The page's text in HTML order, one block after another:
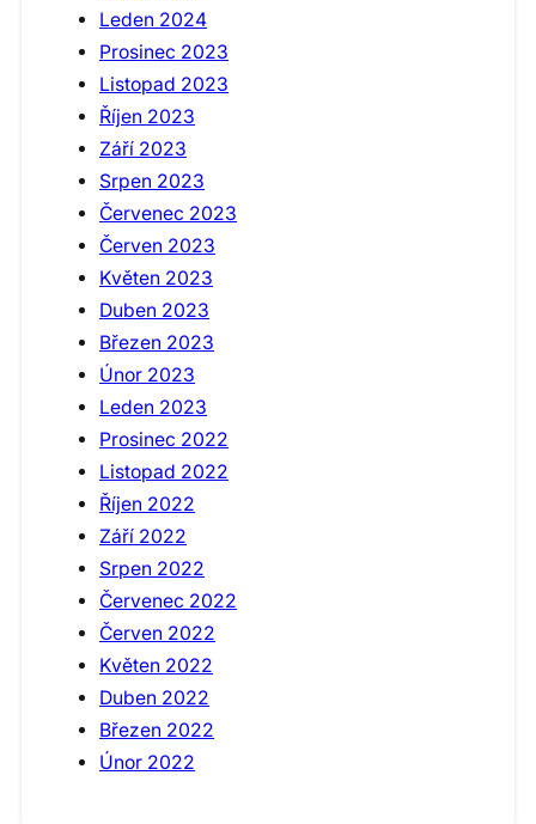
Leden 2024
Prosinec 2023
Listopad 2023
Říjen 2023
Září 2023
Srpen 2023
Červenec 2023
Červen 2023
Květen 2023
Duben 2023
Březen 2023
Únor 2023
Leden 2023
Prosinec 2022
Listopad 2022
Říjen 2022
Září 2022
Srpen 2022
Červenec 2022
Červen 2022
Květen 2022
Duben 2022
Březen 2022
Únor 2022